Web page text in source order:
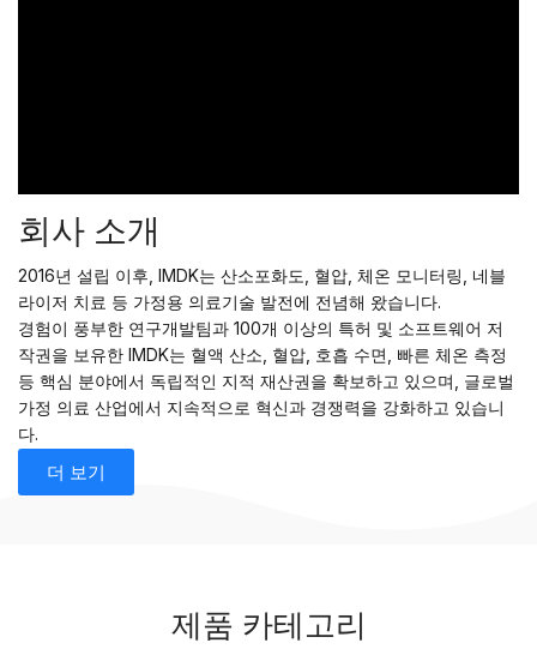
회사 소개
2016년 설립 이후, IMDK는 산소포화도, 혈압, 체온 모니터링, 네블
라이저 치료 등 가정용 의료기술 발전에 전념해 왔습니다.
경험이 풍부한 연구개발팀과 100개 이상의 특허 및 소프트웨어 저
작권을 보유한 IMDK는 혈액 산소, 혈압, 호흡 수면, 빠른 체온 측정
등 핵심 분야에서 독립적인 지적 재산권을 확보하고 있으며, 글로벌
가정 의료 산업에서 지속적으로 혁신과 경쟁력을 강화하고 있습니
다.
더 보기
제품 카테고리